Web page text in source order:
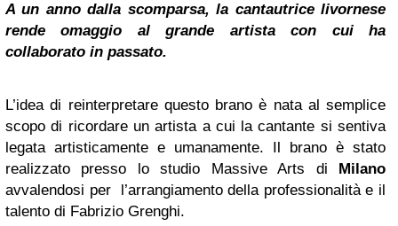
A un anno dalla scomparsa, la cantautrice livornese
rende omaggio al grande artista con cui ha
collaborato in passato.
L’idea di reinterpretare questo brano è nata al semplice
scopo di ricordare un artista a cui la cantante si sentiva
legata artisticamente e umanamente. Il brano è stato
realizzato presso lo studio Massive Arts di Milano
avvalendosi per l’arrangiamento della professionalità e il
talento di Fabrizio Grenghi.